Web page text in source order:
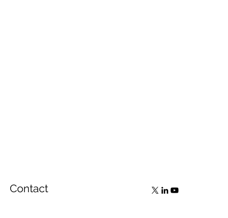
Contact